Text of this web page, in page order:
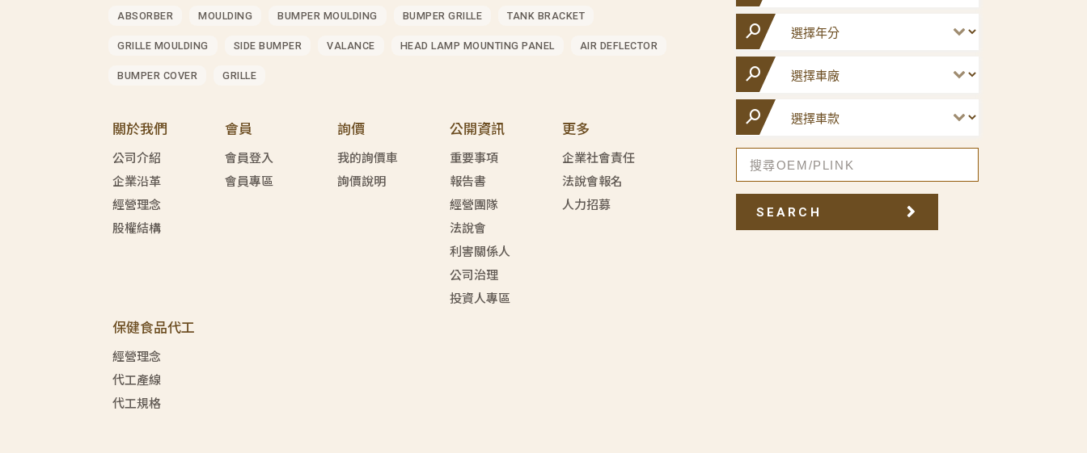
ABSORBER MOULDING BUMPER MOULDING BUMPER GRILLE TANK BRACKET
GRILLE MOULDING SIDE BUMPER VALANCE HEAD LAMP MOUNTING PANEL AIR DEFLECTOR
BUMPER COVER GRILLE
關於我們
公司介紹
企業沿革
經營理念
股權結構
會員
會員登入
會員專區
詢價
我的詢價車
詢價說明
公開資訊
重要事項
報告書
經營團隊
法說會
利害關係人
公司治理
投資人專區
更多
企業社會責任
法說會報名
人力招募
保健食品代工
經營理念
代工產線
代工規格
SEARCH